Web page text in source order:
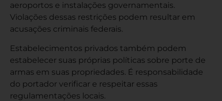
aeroportos e instalações governamentais.
Violações dessas restrições podem resultar em
acusações criminais federais.
Estabelecimentos privados também podem
estabelecer suas próprias políticas sobre porte de
armas em suas propriedades. É responsabilidade
do portador verificar e respeitar essas
regulamentações locais.